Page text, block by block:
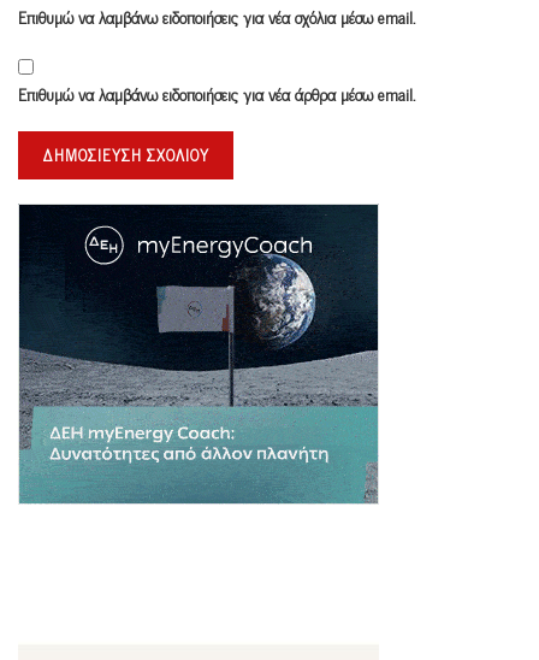
Επιθυμώ να λαμβάνω ειδοποιήσεις για νέα σχόλια μέσω email.
Επιθυμώ να λαμβάνω ειδοποιήσεις για νέα άρθρα μέσω email.